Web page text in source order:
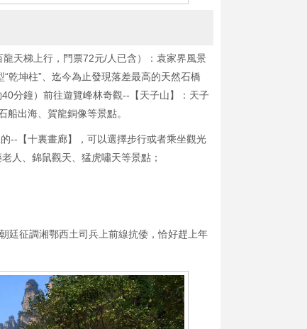
天梯上行，門票72元/人已含）：袁家界風景
乾坤柱”、迄今為止發現落差最高的天然石橋
分鐘）前往遊覽峰林奇觀--【天子山】：天子
出海、賀龍銅像等景點。
--【十裏畫廊】，可以選擇步行或者乘坐觀光
人、錦鼠觀天、猛虎嘯天等景點；
廷征調湘鄂西土司兵上前線抗倭，恰好趕上年